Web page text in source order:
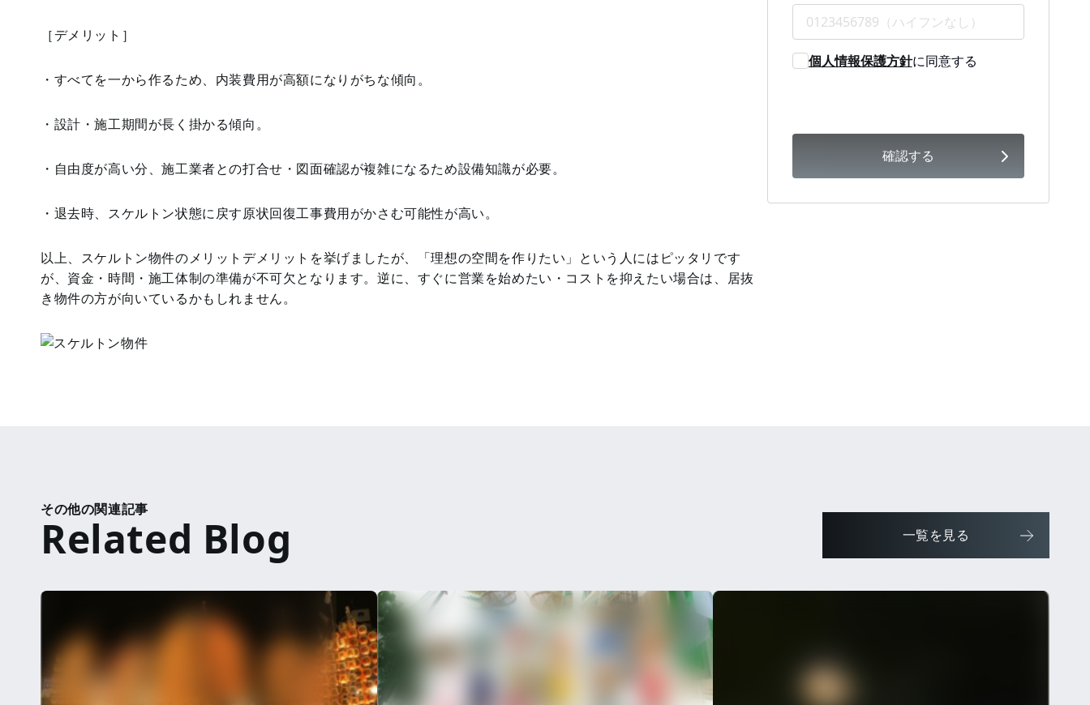
［デメリット］
・すべてを一から作るため、内装費用が高額になりがちな傾向。
・設計・施工期間が長く掛かる傾向。
・自由度が高い分、施工業者との打合せ・図面確認が複雑になるため設備知識が必要。
・退去時、スケルトン状態に戻す原状回復工事費用がかさむ可能性が高い。
以上、スケルトン物件のメリットデメリットを挙げましたが、「理想の空間を作りたい」という人にはピッタリです
が、資金・時間・施工体制の準備が不可欠となります。逆に、すぐに営業を始めたい・コストを抑えたい場合は、居抜
き物件の方が向いているかもしれません。
個人情報保護方針に同意する
確認する
その他の関連記事
一覧を見る